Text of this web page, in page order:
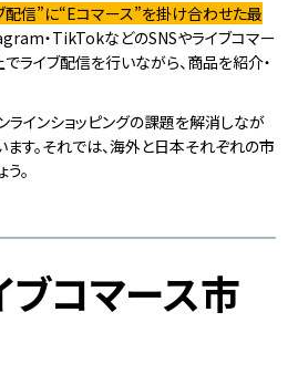
配信”に“Eコマース”を掛け合わせた最
・TikTokなどのSNSやライブコマー
ライブ配信を行いながら、商品を紹介・
ラインショッピングの課題を解消しなが
す。それでは、海外と日本それぞれの市
。
コマース市